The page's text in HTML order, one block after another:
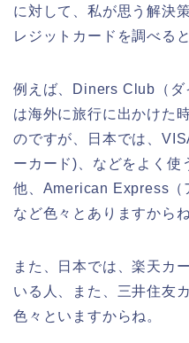
に対して、私が思う解決
レジットカードを調べる
例えば、Diners Club（ダ
は海外に旅行に出かけた
のですが、日本では、
ーカード)、などをよく使
他、American Express（
など色々とありますからね
また、日本では、楽天カ
いる人、また、三井住友
色々といますからね。